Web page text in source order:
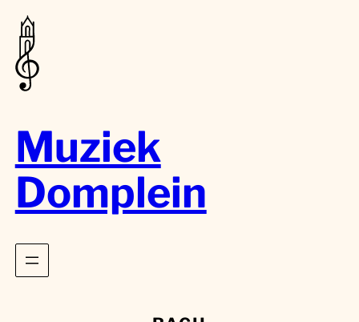
Muziek
Domplein